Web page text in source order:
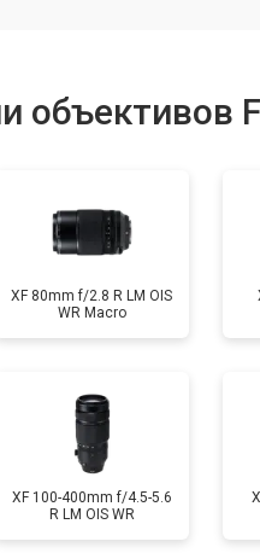
объективов
XF 80mm f/2.8 R LM OIS
WR Macro
XF 100-400mm f/4.5-5.6
R LM OIS WR